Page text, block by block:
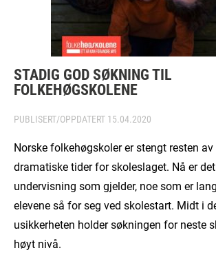
STADIG GOD SØKNING TIL
FOLKEHØGSKOLENE
PUBLISERT/OPPDATERT 15.04.2020
Norske folkehøgskoler er stengt resten
dramatiske tider for skoleslaget. Nå er
undervisning som gjelder, noe som er
elevene så for seg ved skolestart. Midt i
usikkerheten holder søkningen for neste
høyt nivå.